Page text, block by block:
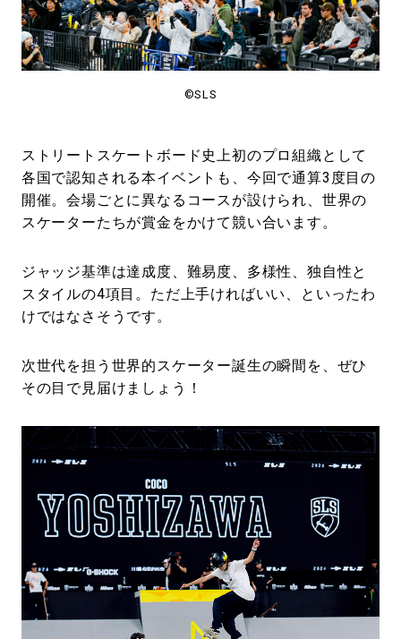
©SLS
ストリートスケートボード史上初のプロ組織として
各国で認知される本イベントも、今回で通算3度目の
開催。会場ごとに異なるコースが設けられ、世界の
スケーターたちが賞金をかけて競い合います。
ジャッジ基準は達成度、難易度、多様性、独自性と
スタイルの4項目。ただ上手ければいい、といったわ
けではなさそうです。
次世代を担う世界的スケーター誕生の瞬間を、ぜひ
その目で見届けましょう！